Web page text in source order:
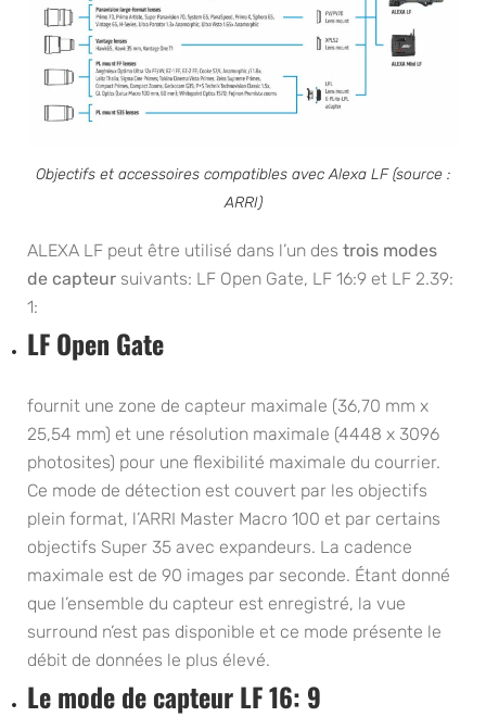
Objectifs et accessoires compatibles avec Alexa LF (source :
ARRI)
ALEXA LF peut être utilisé dans l’un des trois modes
de capteur suivants: LF Open Gate, LF 16:9 et LF 2.39:
1:
LF Open Gate
fournit une zone de capteur maximale (36,70 mm x
25,54 mm) et une résolution maximale (4448 x 3096
photosites) pour une flexibilité maximale du courrier.
Ce mode de détection est couvert par les objectifs
plein format, l’ARRI Master Macro 100 et par certains
objectifs Super 35 avec expandeurs. La cadence
maximale est de 90 images par seconde. Étant donné
que l’ensemble du capteur est enregistré, la vue
surround n’est pas disponible et ce mode présente le
débit de données le plus élevé.
Le mode de capteur LF 16: 9